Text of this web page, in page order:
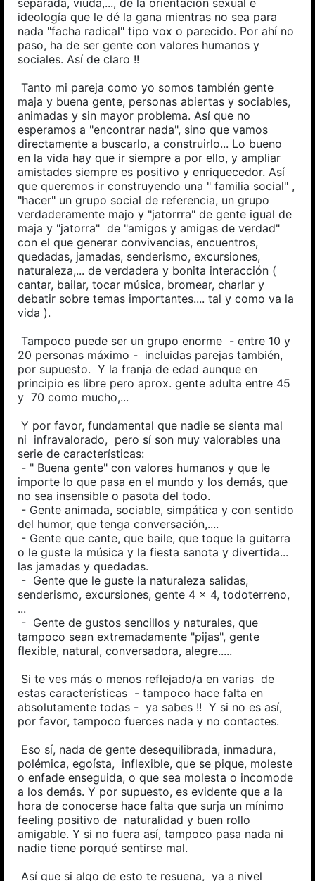
separada, viuda,..., de la orientación sexual e
ideología que le dé la gana mientras no sea para
nada "facha radical" tipo vox o parecido. Por ahí no
paso, ha de ser gente con valores humanos y
sociales. Así de claro !!
Tanto mi pareja como yo somos también gente
maja y buena gente, personas abiertas y sociables,
animadas y sin mayor problema. Así que no
esperamos a "encontrar nada", sino que vamos
directamente a buscarlo, a construirlo... Lo bueno
en la vida hay que ir siempre a por ello, y ampliar
amistades siempre es positivo y enriquecedor. Así
que queremos ir construyendo una " familia social" ,
"hacer" un grupo social de referencia, un grupo
verdaderamente majo y "jatorrra" de gente igual de
maja y "jatorra" de "amigos y amigas de verdad"
con el que generar convivencias, encuentros,
quedadas, jamadas, senderismo, excursiones,
naturaleza,... de verdadera y bonita interacción (
cantar, bailar, tocar música, bromear, charlar y
debatir sobre temas importantes.... tal y como va la
vida ).
Tampoco puede ser un grupo enorme - entre 10 y
20 personas máximo - incluidas parejas también,
por supuesto. Y la franja de edad aunque en
principio es libre pero aprox. gente adulta entre 45
y 70 como mucho,...
Y por favor, fundamental que nadie se sienta mal
ni infravalorado, pero sí son muy valorables una
serie de características:
- " Buena gente" con valores humanos y que le
importe lo que pasa en el mundo y los demás, que
no sea insensible o pasota del todo.
- Gente animada, sociable, simpática y con sentido
del humor, que tenga conversación,....
- Gente que cante, que baile, que toque la guitarra
o le guste la música y la fiesta sanota y divertida...
las jamadas y quedadas.
- Gente que le guste la naturaleza salidas,
senderismo, excursiones, gente 4 x 4, todoterreno,
...
- Gente de gustos sencillos y naturales, que
tampoco sean extremadamente "pijas", gente
flexible, natural, conversadora, alegre.....
Si te ves más o menos reflejado/a en varias de
estas características - tampoco hace falta en
absolutamente todas - ya sabes !! Y si no es así,
por favor, tampoco fuerces nada y no contactes.
Eso sí, nada de gente desequilibrada, inmadura,
polémica, egoísta, inflexible, que se pique, moleste
o enfade enseguida, o que sea molesta o incomode
a los demás. Y por supuesto, es evidente que a la
hora de conocerse hace falta que surja un mínimo
feeling positivo de naturalidad y buen rollo
amigable. Y si no fuera así, tampoco pasa nada ni
nadie tiene porqué sentirse mal.
Así que si algo de esto te resuena, ya a nivel